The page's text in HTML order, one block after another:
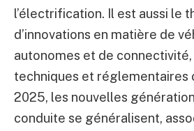
l’électrification. Il est aussi le
d’innovations en matière de
autonomes et de
techniques et réglementaires
2025, les nouvelles
conduite se généralisent,